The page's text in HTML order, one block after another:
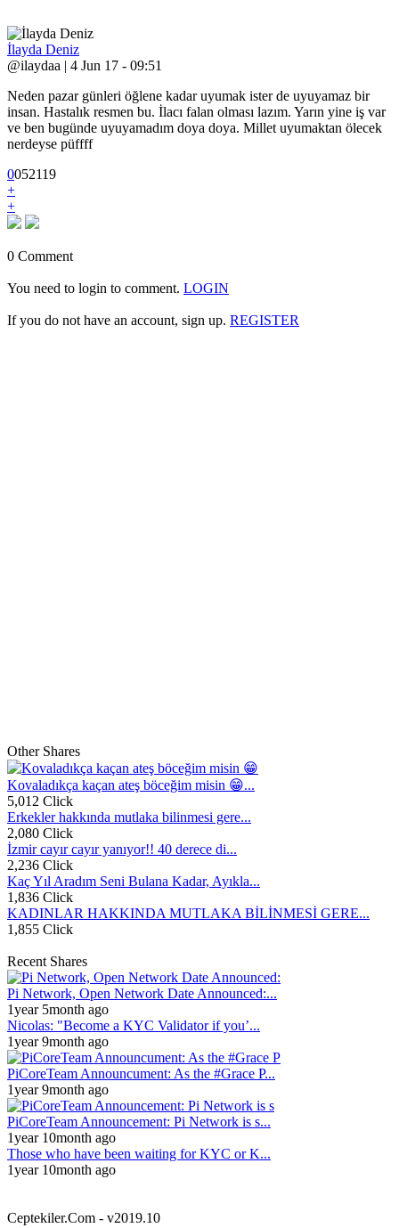
İlayda Deniz
@ilaydaa | 4 Jun 17 - 09:51
Neden pazar günleri öğlene kadar uyumak ister de uyuyamaz bir
insan. Hastalık resmen bu. İlacı falan olması lazım. Yarın yine iş var
ve ben bugünde uyuyamadım doya doya. Millet uyumaktan ölecek
nerdeyse püffff
0052119
+
+
0 Comment
You need to login to comment. LOGIN
If you do not have an account, sign up. REGISTER
Other Shares
Kovaladıkça kaçan ateş böceğim misin 😁...
5,012 Click
Erkekler hakkında mutlaka bilinmesi gere...
2,080 Click
İzmir cayır cayır yanıyor!! 40 derece di...
2,236 Click
Kaç Yıl Aradım Seni Bulana Kadar, Ayıkla...
1,836 Click
KADINLAR HAKKINDA MUTLAKA BİLİNMESİ GERE...
1,855 Click
Recent Shares
Pi Network, Open Network Date Announced:...
1year 5month ago
Nicolas: "Become a KYC Validator if you’...
1year 9month ago
PiCoreTeam Announcument: As the #Grace P...
1year 9month ago
PiCoreTeam Announcement: Pi Network is s...
1year 10month ago
Those who have been waiting for KYC or K...
1year 10month ago
Ceptekiler.Com - v2019.10